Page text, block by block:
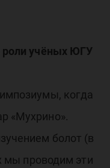
роли учёных ЮГУ
когда
«Мухрино».
болот (в
мы проводим эти